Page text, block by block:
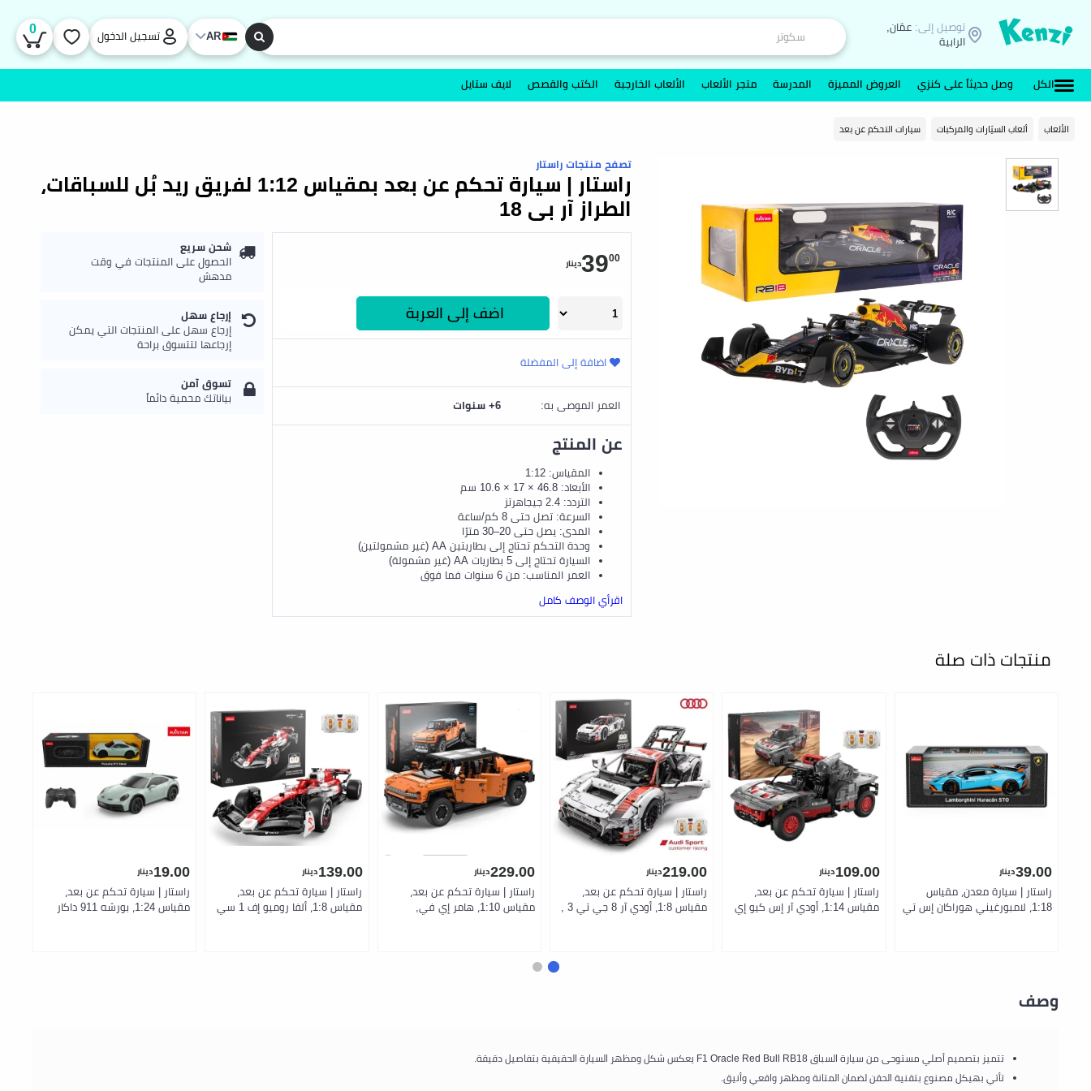
توصيل إلى: عمّان,
الرابية
AR تسجيل الدخول
0
الكل وصل حديثاً على كنزي العروض المميزة المدرسة متجر الألعاب الألعاب الخارجبة الكتب والقصص لايف ستايل
الألعاب ألعاب السيّارات والمركبات سيارات التحكم عن بعد
تصفح منتجات راستار
راستار | سيارة تحكم عن بعد بمقياس 1:12 لفريق ريد بُل للسباقات،
الطراز آر بي 18
شحن سريع
الحصول على المنتجات في وقت
مدهش
إرجاع سهل
إرجاع سهل على المنتجات التي يمكن
إرجاعها لتتسوق براحة
تسوق آمن
بياناتك محمية دائماً
3900 دينار
اضف إلى العربة
اضافة إلى المفضلة
العمر الموصى به: 6+ سنوات
عن المنتج
المقياس: 1:12
الأبعاد: 46.8 × 17 × 10.6 سم
التردد: 2.4 جيجاهرتز
السرعة: تصل حتى 8 كم/ساعة
المدى: يصل حتى 20–30 مترًا
وحدة التحكم تحتاج إلى بطاريتين AA (غير مشمولتين)
السيارة تحتاج إلى 5 بطاريات AA (غير مشمولة)
العمر المناسب: من 6 سنوات فما فوق
اقرأي الوصف كامل
منتجات ذات صلة
39.00دينار
راستار | سيارة معدن، مقياس
1:18، لامبورغيني هوراكان إس تي
109.00 دينار
راستار | سيارة تحكم عن بعد،
مقياس 1:14، أودي آر إس كيو إي
219.00دينار
راستار | سيارة تحكم عن بعد،
مقياس 1:8، أودي آر 8 جي تي 3 ,
229.00دينار
راستار | سيارة تحكم عن بعد،
مقياس 1:10، هامر إي في,
139.00 دينار
راستار | سيارة تحكم عن بعد،
مقياس 1:8، ألفا روميو إف 1 سي
19.00دينار
راستار | سيارة تحكم عن بعد،
مقياس 1:24، بورشه 911 داكار
وصف
تتميز بتصميم أصلي مستوحى من سيارة السباق F1 Oracle Red Bull RB18 يعكس شكل ومظهر السيارة الحقيقية بتفاصيل دقيقة.
تأتي بهيكل مصنوع بتقنية الحقن لضمان المتانة ومظهر واقعي وأنيق.